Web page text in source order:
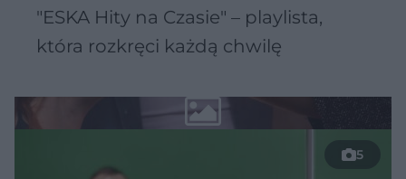
"ESKA Hity na Czasie" – playlista,
która rozkręci każdą chwilę
5